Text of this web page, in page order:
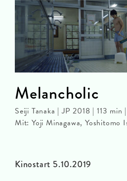
Kinostart 5.10.2019
Melancholic
Seiji Tanaka | JP 2018 | 113 min
Mit: Yoji Minagawa, Yoshitomo